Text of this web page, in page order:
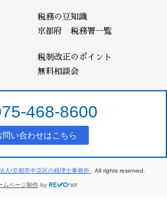
税務の豆知識
京都府 税務署一覧
税制改正のポイント
無料相談会
468-8600
問い合わせはこちら
人/京都市中京区の税理士事務所 . All rights reserved.
ムページ制作by